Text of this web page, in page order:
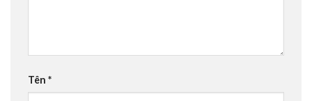
Tên *